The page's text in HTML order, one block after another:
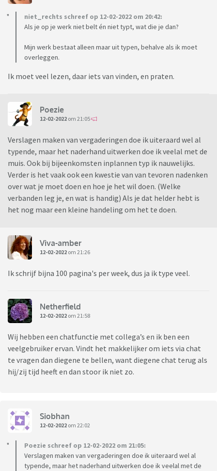
niet_rechts schreef op 12-02-2022 om 20:42:
Als je op je werk niet belt én niet typt, wat die je dan?
Mijn werk bestaat alleen maar uit typen, behalve als ik moet
overleggen.
Ik moet veel lezen, daar iets van vinden, en praten.
Poezie
12-02-2022 om 21:05
Verslagen maken van vergaderingen doe ik uiteraard wel al
typende, maar het naderhand uitwerken doe ik veelal met de
muis. Ook bij bijeenkomsten inplannen typ ik nauwelijks.
Verder is het vaak ook een kwestie van van tevoren nadenken
over wat je moet doen en hoe je het wil doen. (Welke
verbanden leg je, en wat is handig) Als je dat helder hebt is
het nog maar een kleine handeling om het te doen.
Viva-amber
12-02-2022 om 21:26
Ik schrijf bijna 100 pagina's per week, dus ja ik type veel.
Netherfield
12-02-2022 om 21:58
Wij hebben een chatfunctie met collega’s en ik ben een
veelgebruiker ervan. Vindt het makkelijker om iets via chat
te vragen dan diegene te bellen, want diegene chat terug als
hij/zij tijd heeft en dan stoor ik niet zo.
Siobhan
12-02-2022 om 22:02
Poezie schreef op 12-02-2022 om 21:05:
Verslagen maken van vergaderingen doe ik uiteraard wel al
typende, maar het naderhand uitwerken doe ik veelal met de